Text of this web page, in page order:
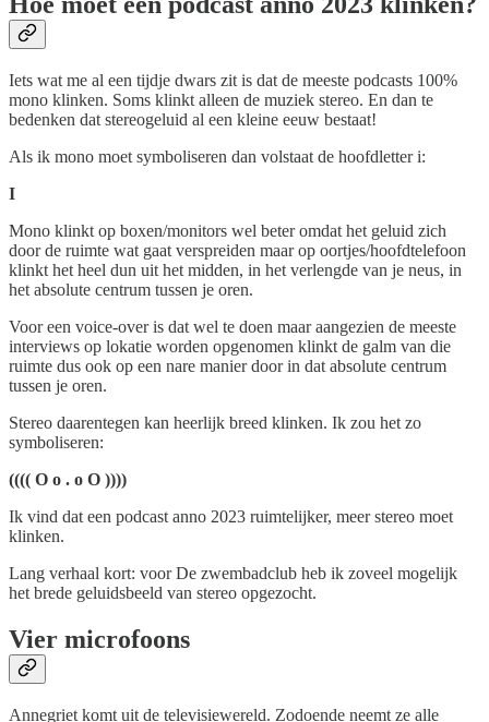
Iets wat me al een tijdje dwars zit is dat de meeste podcasts 100%
mono klinken. Soms klinkt alleen de muziek stereo. En dan te
bedenken dat stereogeluid al een kleine eeuw bestaat!
Als ik mono moet symboliseren dan volstaat de hoofdletter i:
I
Mono klinkt op boxen/monitors wel beter omdat het geluid zich
door de ruimte wat gaat verspreiden maar op oortjes/hoofdtelefoon
klinkt het heel dun uit het midden, in het verlengde van je neus, in
het absolute centrum tussen je oren.
Voor een voice-over is dat wel te doen maar aangezien de meeste
interviews op lokatie worden opgenomen klinkt de galm van die
ruimte dus ook op een nare manier door in dat absolute centrum
tussen je oren.
Stereo daarentegen kan heerlijk breed klinken. Ik zou het zo
symboliseren:
(((( O o . o O ))))
Ik vind dat een podcast anno 2023 ruimtelijker, meer stereo moet
klinken.
Lang verhaal kort: voor De zwembadclub heb ik zoveel mogelijk
het brede geluidsbeeld van stereo opgezocht.
Vier microfoons
Annegriet komt uit de televisiewereld. Zodoende neemt ze alle